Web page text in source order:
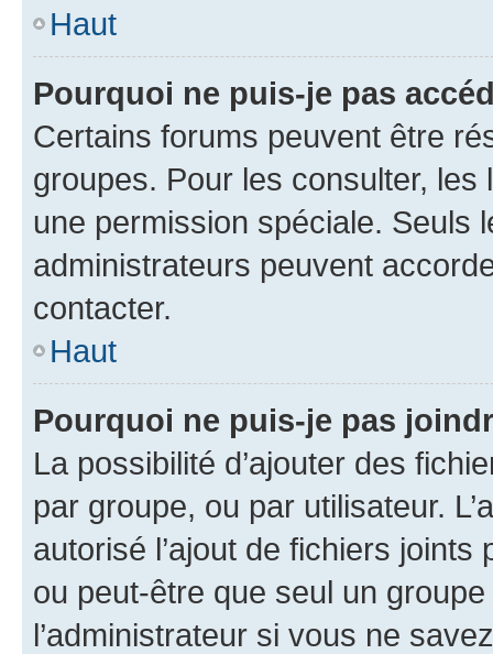
Haut
Pourquoi ne puis-je pas
Certains forums peuvent être
groupes. Pour les consulter,
une permission spéciale. Seuls
administrateurs peuvent
contacter.
Haut
Pourquoi ne puis-je pas
La possibilité d’ajouter des
par groupe, ou par utilisateur.
autorisé l’ajout de fichiers
ou peut-être que seul un
l’administrateur si vous ne